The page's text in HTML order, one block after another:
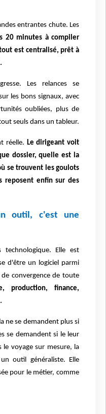
entrantes chute. Les
20 minutes à compiler
est centralisé, prêt à
Les relances se
les bons signaux, avec
oubliées, plus de
seuls dans un tableur.
réelle. Le dirigeant voit
dossier, quelle est la
se trouvent les goulots
reposent enfin sur des
outil, c'est une
Elle est
d'être un logiciel parmi
convergence de toute
production, finance,
ne se demandent plus si
se demandent si le leur
voyage sur mesure, la
outil généraliste. Elle
pour le métier, comme